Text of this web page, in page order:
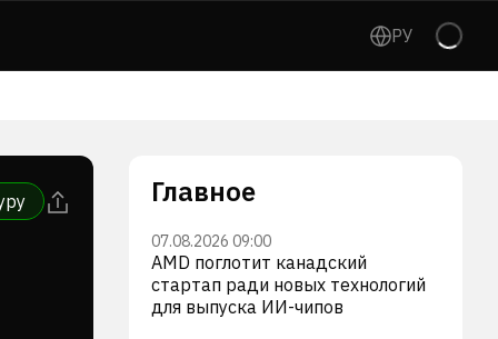
РУ
Главное
07.08.2026 09:00
AMD поглотит канадский
стартап ради новых технологий
для выпуска ИИ-чипов